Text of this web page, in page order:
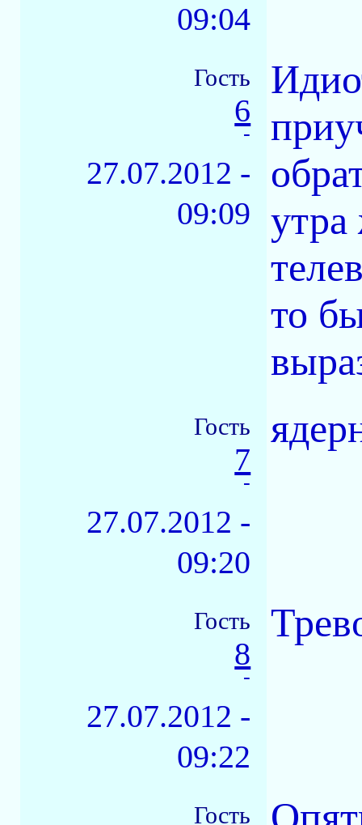
09:04
Гость
6
-
27.07.2012 -
09:09
то
Гость
7
-
27.07.2012 -
09:20
Гость
8
-
27.07.2012 -
09:22
Гость